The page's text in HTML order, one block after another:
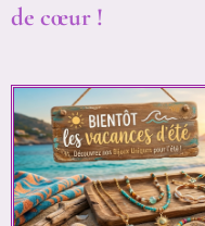
de cœur !